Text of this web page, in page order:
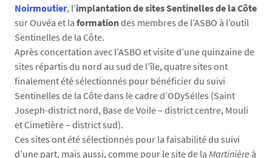
Noirmoutier, l’implantation de sites Sentinelles de la Côte
sur Ouvéa et la formationdes membres de l’ASBO à l’outil
Sentinelles de la Côte.
Après concertation avec l’ASBO et visite d’une quinzaine de
sites répartis du nord au sud de l’île, quatre sites ont
finalement été sélectionnés pour bénéficier du suivi
Sentinelles de la Côte dans le cadre d’ODySéIles (Saint
Joseph-district nord, Base de Voile – district centre, Mouli
et Cimetière – district sud).
Ces sites ont été sélectionnés pour la faisabilité du suivi
d’une part, mais aussi, comme pour le site de la Martinière à